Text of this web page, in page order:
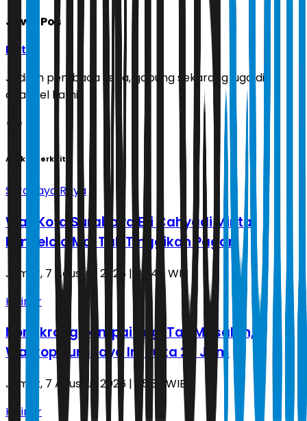
Jawa Pos
Ikuti
Jadilah pembaca setia, gabung sekarang juga di
channel kami!
Artikel Terkait
Surabaya Raya
Wali Kota Surabaya Eri Cahyadi Minta
Pengelola Mal Tak Tinggikan Pagar
Jumat, 7 Agustus 2026 | 06.47 WIB
Kuliner
Nongkrong Sampai Pagi Tak Masalah, 3
Warkop Surabaya Ini Buka 24 Jam
Jumat, 7 Agustus 2026 | 05.32 WIB
Kuliner